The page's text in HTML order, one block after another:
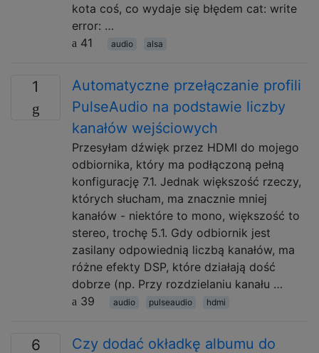
kota coś, co wydaje się błędem cat: write
error: …
41
audio alsa
1
Automatyczne przełączanie profili
PulseAudio na podstawie liczby
kanałów wejściowych
Przesyłam dźwięk przez HDMI do mojego
odbiornika, który ma podłączoną pełną
konfigurację 7.1. Jednak większość rzeczy,
których słucham, ma znacznie mniej
kanałów - niektóre to mono, większość to
stereo, trochę 5.1. Gdy odbiornik jest
zasilany odpowiednią liczbą kanałów, ma
różne efekty DSP, które działają dość
dobrze (np. Przy rozdzielaniu kanału …
39
audio pulseaudio hdmi
6 Czy dodać okładkę albumu do